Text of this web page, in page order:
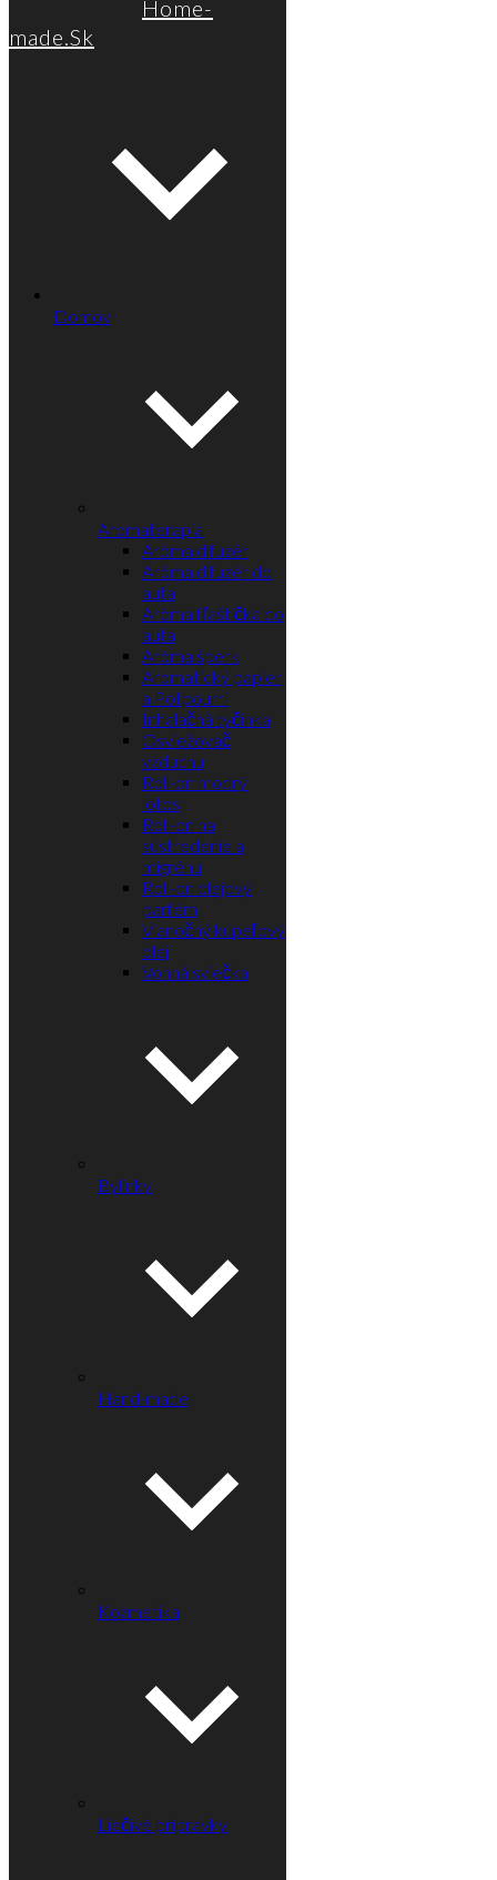
Home-
made.Sk
Domov
Aromaterapia
Aróma difuzér
Aróma difuzér do
auta
Aróma fľaštička do
auta
Aróma šperk
Aromatický papier
a Potpourri
Inhalačná tyčinka
Osviežovač
vzduchu
Roll-on modrý
lotos
Roll-on na
sústredenie a
migrénu
Roll-on olejový
parfém
Vianočný kúpeľový
olej
Vonná sviečka
Bylinky
Hand-made
Kozmetika
Liečivé prípravky